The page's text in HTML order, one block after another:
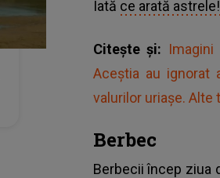
Iată ce arată astrele!
Citește și:
Aceștia au ignorat
valurilor uriașe.
Berbec
Berbecii încep ziua